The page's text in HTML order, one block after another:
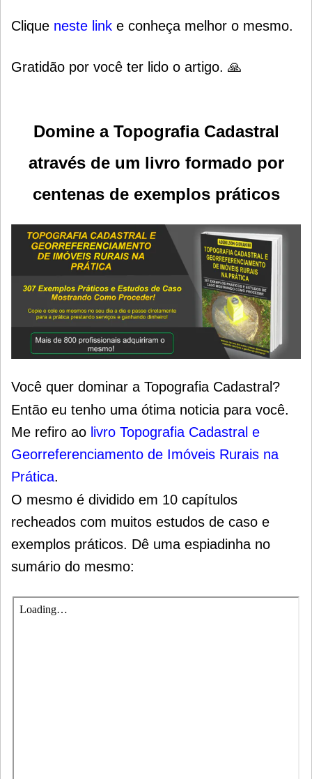
Clique neste link e conheça melhor o mesmo.
Gratidão por você ter lido o artigo. 🙏
Domine a Topografia Cadastral
através de um livro formado por
centenas de exemplos práticos
Você quer dominar a Topografia Cadastral?
Então eu tenho uma ótima noticia para você.
Me refiro ao livro Topografia Cadastral e
Georreferenciamento de Imóveis Rurais na
Prática.
O mesmo é dividido em 10 capítulos
recheados com muitos estudos de caso e
exemplos práticos. Dê uma espiadinha no
sumário do mesmo: